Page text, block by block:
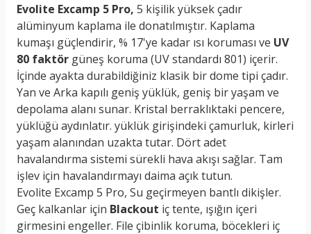
Evolite Excamp 5 Pro, 5 kişilik yüksek çadır
alüminyum kaplama ile donatılmıştır. Kaplama
kumaşı güçlendirir, % 17'ye kadar ısı koruması ve UV
80 faktör güneş koruma (UV standardı 801) içerir.
İçinde ayakta durabildiğiniz klasik bir dome tipi çadır.
Yan ve Arka kapılı geniş yüklük, geniş bir yaşam ve
depolama alanı sunar. Kristal berraklıktaki pencere,
yüklüğü aydınlatır. yüklük girişindeki çamurluk, kirleri
yaşam alanından uzakta tutar. Dört adet
havalandırma sistemi sürekli hava akışı sağlar. Tam
işlev için havalandırmayı daima açık tutun.
Evolite Excamp 5 Pro, Su geçirmeyen bantlı dikişler.
Geç kalkanlar için Blackout iç tente, ışığın içeri
girmesini engeller. File çibinlik koruma, böcekleri iç